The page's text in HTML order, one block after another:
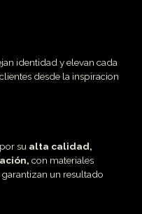
identidad y elevan cada
desde la inspiracion
su alta calidad,
con materiales
un resultado